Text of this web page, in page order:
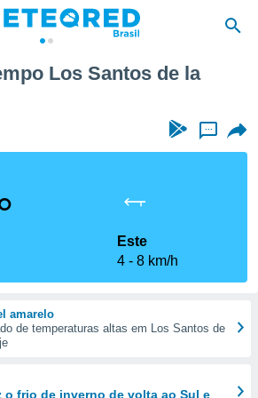
Los Santos de la
...
Este
4
8 km/h
amarelo
de temperaturas altas em Los Santos de
o frio de inverno de volta ao Sul e